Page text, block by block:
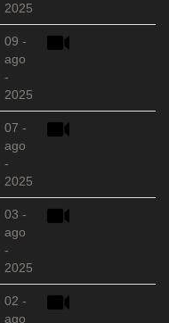
2025
09 -
ago
-
2025
07 -
ago
-
2025
03 -
ago
-
2025
02 -
ago